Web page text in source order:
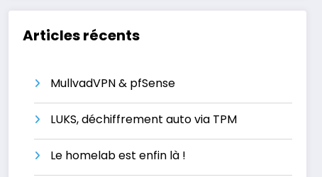
Articles récents
MullvadVPN & pfSense
LUKS, déchiffrement auto via TPM
Le homelab est enfin là !